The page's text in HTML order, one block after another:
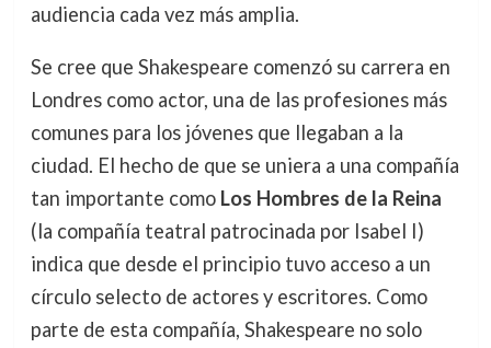
audiencia cada vez más amplia.
Se cree que Shakespeare comenzó su carrera en
Londres como actor, una de las profesiones más
comunes para los jóvenes que llegaban a la
ciudad. El hecho de que se uniera a una compañía
tan importante como Los Hombres de la Reina
(la compañía teatral patrocinada por Isabel I)
indica que desde el principio tuvo acceso a un
círculo selecto de actores y escritores. Como
parte de esta compañía, Shakespeare no solo